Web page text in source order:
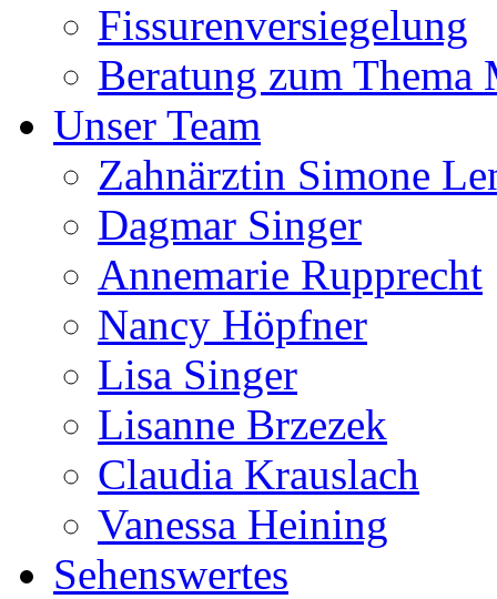
Fissurenversiegelung
Beratung zum Thema
Unser Team
Zahnärztin Simone
Dagmar Singer
Annemarie Rupprecht
Nancy Höpfner
Lisa Singer
Lisanne Brzezek
Claudia Krauslach
Vanessa Heining
Sehenswertes